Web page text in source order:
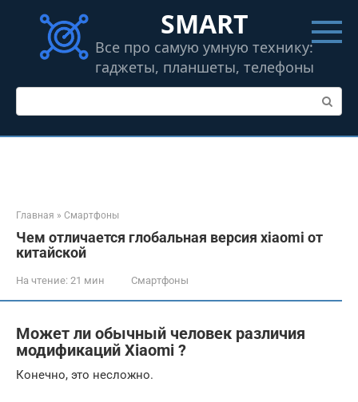
контенту
SMART
Все про самую умную технику:
гаджеты, планшеты, телефоны
Поиск:
Главная » Смартфоны
Чем отличается глобальная версия xiaomi от
китайской
На чтение: 21 мин Смартфоны
Может ли обычный человек различия
модификаций Xiaomi ?
Конечно, это несложно.